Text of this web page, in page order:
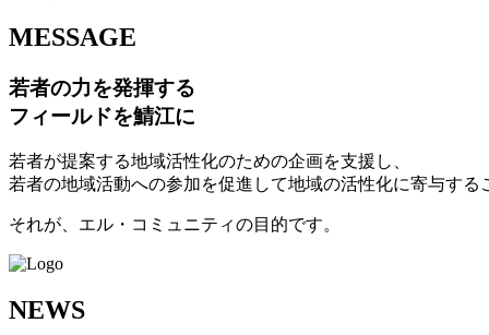
MESSAGE
若者の力を発揮する
フィールドを鯖江に
若者が提案する地域活性化のための企画を支援し、
若者の地域活動への参加を促進して地域の活性化に寄与する
それが、エル・コミュニティの目的です。
NEWS